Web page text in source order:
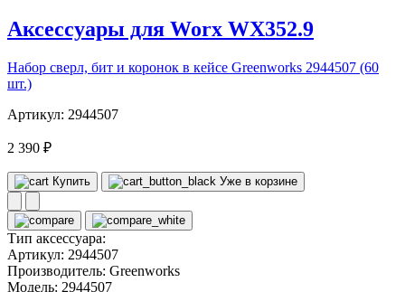
Аксессуары для Worx WX352.9
Набор сверл, бит и коронок в кейсе Greenworks 2944507 (60
шт.)
Артикул: 2944507
2 390 ₽
Купить Уже в корзине
Тип аксессуара:
Артикул: 2944507
Производитель: Greenworks
Модель: 2944507